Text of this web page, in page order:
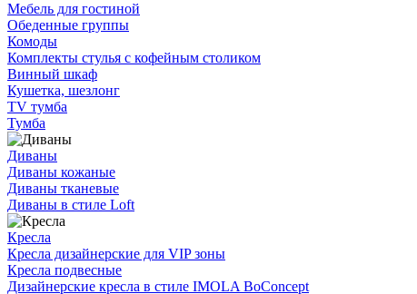
Мебель для гостиной
Обеденные группы
Комоды
Комплекты стулья с кофейным столиком
Винный шкаф
Кушетка, шезлонг
TV тумба
Тумба
Диваны
Диваны кожаные
Диваны тканевые
Диваны в стиле Loft
Кресла
Кресла дизайнерские для VIP зоны
Кресла подвесные
Дизайнерские кресла в стиле IMOLA BoConcept